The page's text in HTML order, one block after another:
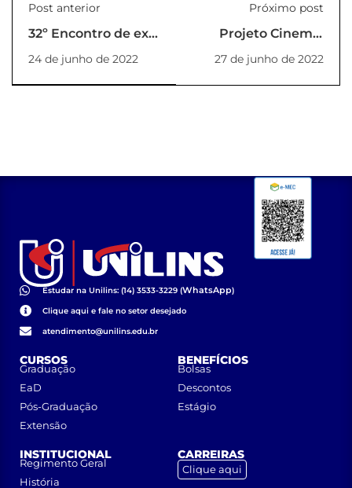
Post anterior
32º Encontro de ex-
alunos da
EEL/UNILINS
24 de junho de 2022
Próximo post
Projeto Cinema,
inscrição abertas
até 08/07/2022 -
Vagas limitadas!
27 de junho de 2022
Estudar na Unilins: (14) 3533-3229 (WhatsApp)
Clique aqui e fale no setor desejado
atendimento@unilins.edu.br
CURSOS
Graduação
EaD
Pós-Graduação
Extensão
BENEFÍCIOS
Bolsas
Descontos
Estágio
INSTITUCIONAL
Regimento Geral
História
CARREIRAS
Clique aqui